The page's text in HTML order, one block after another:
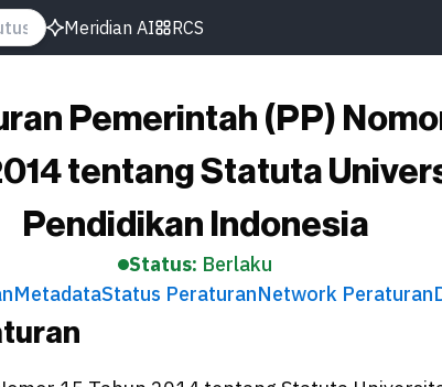
Meridian AI RCS
Pemerintah (PP)
tentang Statuta
Pendidikan Indonesia
Status: Berlaku
MetadataStatus PeraturanNetwork Peraturan